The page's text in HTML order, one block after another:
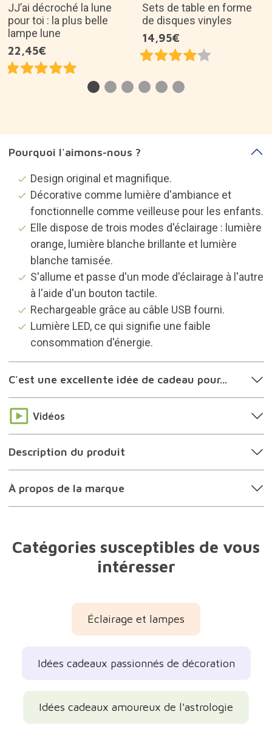
JJ’ai décroché la lune
pour toi : la plus belle
lampe lune
22,45€
Sets de table en forme
de disques vinyles
14,95€
Pourquoi l'aimons-nous ?
Design original et magnifique.
Décorative comme lumière d'ambiance et
fonctionnelle comme veilleuse pour les enfants.
Elle dispose de trois modes d'éclairage : lumière
orange, lumière blanche brillante et lumière
blanche tamisée.
S'allume et passe d'un mode d'éclairage à l'autre
à l'aide d'un bouton tactile.
Rechargeable grâce au câble USB fourni.
Lumière LED, ce qui signifie une faible
consommation d'énergie.
C'est une excellente idée de cadeau pour...
Vidéos
Description du produit
À propos de la marque
Catégories susceptibles de vous
intéresser
Éclairage et lampes
Idées cadeaux passionnés de décoration
Idées cadeaux amoureux de l'astrologie